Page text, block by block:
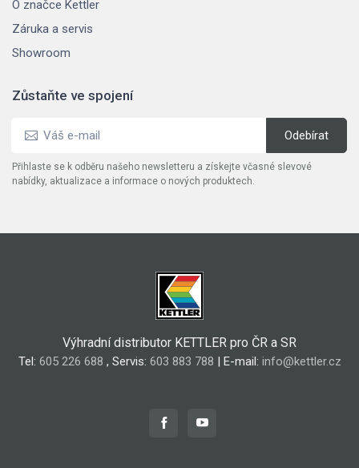
O značce Kettler
Záruka a servis
Showroom
Zůstaňte ve spojení
Přihlaste se k odběru našeho newsletteru a získejte včasné slevové
nabídky, aktualizace a informace o nových produktech.
Výhradní distributor KETTLER pro ČR a SR
Tel: 605 226 688 , Servis: 603 883 788 | E-mail: info@kettler.cz